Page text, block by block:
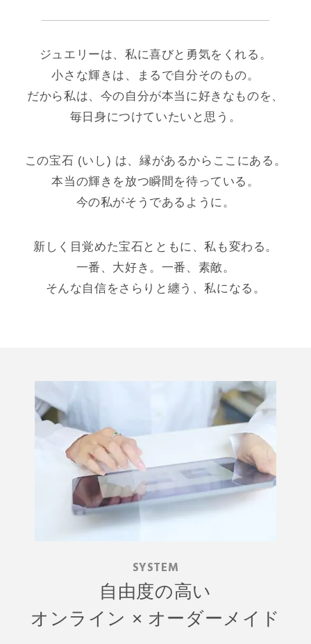
ジュエリーは、私に喜びと勇気をくれる。
小さな輝きは、まるで自分そのもの。
だから私は、今の自分が本当に好きなものを、
毎日身につけていたいと思う。
この宝石 (いし) は、縁があるからここにある。
本当の輝きを放つ瞬間を待っている。
今の私がそうであるように。
新しく目覚めた宝石とともに、私も変わる。
一番、大好き。一番、素敵。
そんな自信をさらりと纏う、私になる。
SYSTEM
自由度の高い
オンライン × オーダーメイド